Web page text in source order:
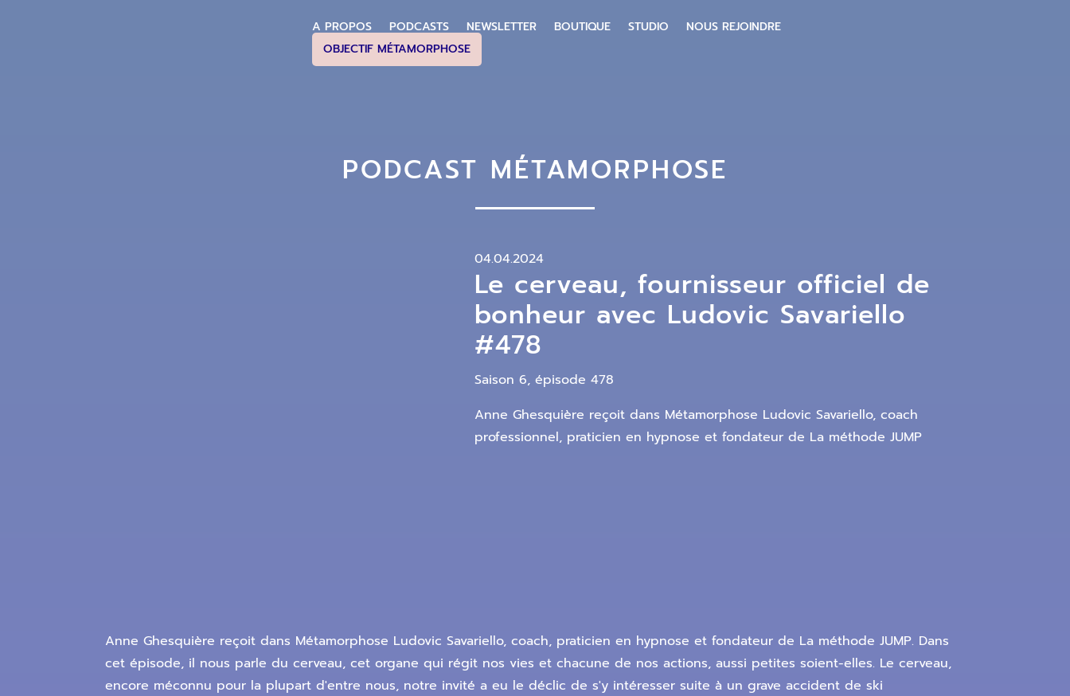
A PROPOS PODCASTS NEWSLETTER BOUTIQUE STUDIO
NOUS REJOINDRE
OBJECTIF MÉTAMORPHOSE
PODCAST MÉTAMORPHOSE
04.04.2024
Le cerveau, fournisseur officiel de
bonheur avec Ludovic Savariello
#478
Saison 6, épisode 478
Anne Ghesquière reçoit dans Métamorphose Ludovic Savariello, coach
professionnel, praticien en hypnose et fondateur de La méthode JUMP
Anne Ghesquière reçoit dans Métamorphose Ludovic Savariello, coach, praticien en hypnose et fondateur de La méthode JUMP. Dans
cet épisode, il nous parle du cerveau, cet organe qui régit nos vies et chacune de nos actions, aussi petites soient-elles. Le cerveau,
encore méconnu pour la plupart d'entre nous, notre invité a eu le déclic de s'y intéresser suite à un grave accident de ski